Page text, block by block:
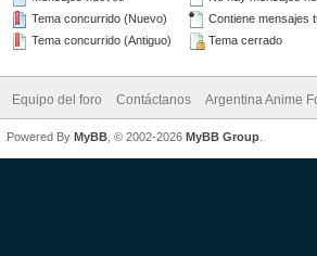
Tema concurrido (Nuevo)
Tema concurrido (Antiguo)
Contiene mensajes
Tema cerrado
Equipo del foro Contáctanos Argentina Anime
Powered By MyBB , © 2002-2026 MyBB Group